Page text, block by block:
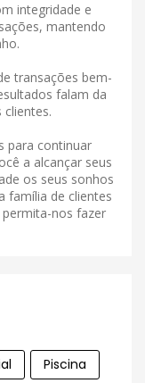
integridade e
mantendo
transações bem-
falam da
para continuar
a alcançar seus
os seus sonhos
família de clientes
nos fazer
Piscina